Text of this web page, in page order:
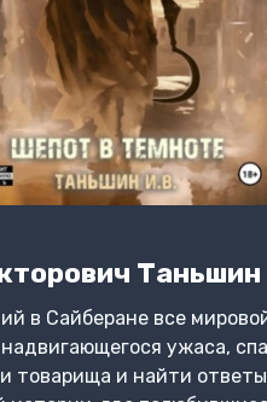
Таньшин
в Сайберане все
ужаса,
товарища и найти